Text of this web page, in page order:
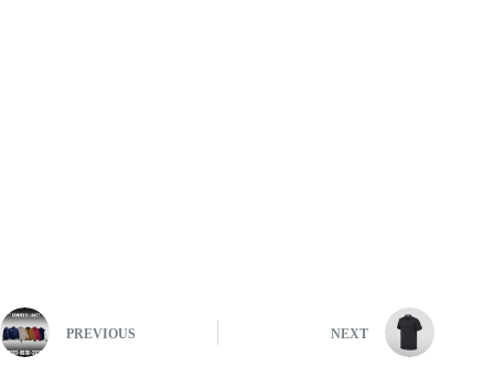
PREVIOUS NEXT